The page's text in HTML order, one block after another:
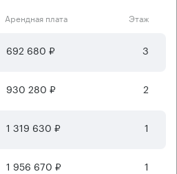
Арендная плата Этаж
692 680 ₽ 3
930 280 ₽ 2
1 319 630 ₽ 1
1 956 670 ₽ 1